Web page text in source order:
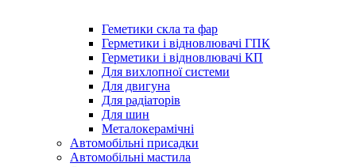
Геметики скла та фар
Герметики і відновлювачі ГПК
Герметики і відновлювачі КП
Для вихлопної системи
Для двигуна
Для радіаторів
Для шин
Металокерамічні
Автомобільні присадки
Автомобільні мастила